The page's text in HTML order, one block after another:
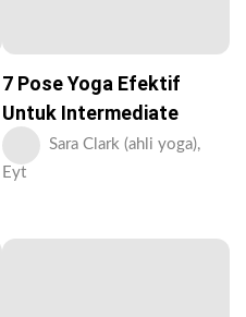
7 Pose Yoga Efektif
Untuk Intermediate
Sara Clark (ahli yoga),
Eyt